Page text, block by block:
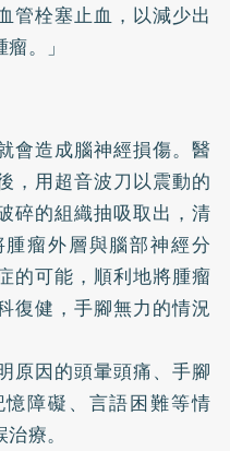
管栓塞止血，以減少出
。」
會造成腦神經損傷。醫
，用超音波刀以震動的
碎的組織抽吸取出，清
瘤外層與腦部神經分
的可能，順利地將腫瘤
復健，手腳無力的情況
原因的頭暈頭痛、手腳
障礙、言語困難等情
療。